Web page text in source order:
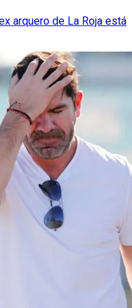
arquero de La Roja está